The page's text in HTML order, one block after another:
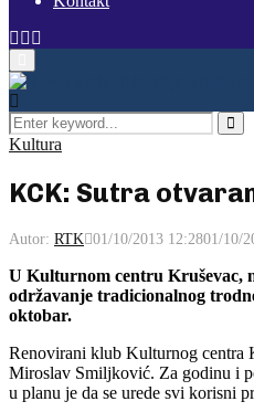
Facebook
Instagram
Menu
Search
for:
Kultura
KCK: Sutra
Autor: RTK 01/10/2013 12:2801/10/
U Kulturnom centru Kruševac,
održavanje tradicionalnog
oktobar.
Renovirani klub Kulturnog centra
Miroslav Smiljković. Za godinu i
u planu je da se urede svi korisni